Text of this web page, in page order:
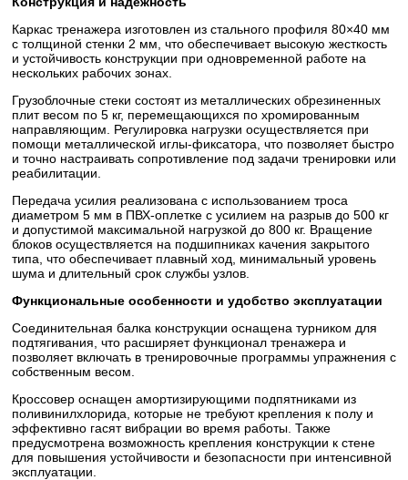
Каркас тренажера изготовлен из стального профиля 80×40 мм
с толщиной стенки 2 мм, что обеспечивает высокую жесткость
и устойчивость конструкции при одновременной работе на
нескольких рабочих зонах.
Грузоблочные стеки состоят из металлических обрезиненных
плит весом по 5 кг, перемещающихся по хромированным
направляющим. Регулировка нагрузки осуществляется при
помощи металлической иглы-фиксатора, что позволяет быстро
и точно настраивать сопротивление под задачи тренировки или
реабилитации.
Передача усилия реализована с использованием троса
диаметром 5 мм в ПВХ-оплетке с усилием на разрыв до 500 кг
и допустимой максимальной нагрузкой до 800 кг. Вращение
блоков осуществляется на подшипниках качения закрытого
типа, что обеспечивает плавный ход, минимальный уровень
шума и длительный срок службы узлов.
Функциональные особенности и удобство эксплуатации
Соединительная балка конструкции оснащена турником для
подтягивания, что расширяет функционал тренажера и
позволяет включать в тренировочные программы упражнения с
собственным весом.
Кроссовер оснащен амортизирующими подпятниками из
поливинилхлорида, которые не требуют крепления к полу и
эффективно гасят вибрации во время работы. Также
предусмотрена возможность крепления конструкции к стене
для повышения устойчивости и безопасности при интенсивной
эксплуатации.